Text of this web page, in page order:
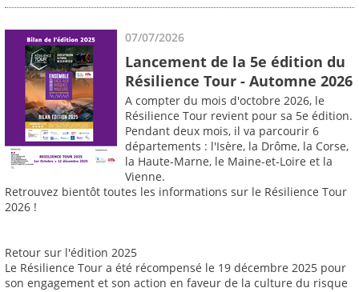
07/07/2026
Lancement de la 5e édition du
Résilience Tour - Automne 2026
A compter du mois d'octobre 2026, le
Résilience Tour revient pour sa 5e édition.
Pendant deux mois, il va parcourir 6
départements : l'Isère, la Drôme, la Corse,
la Haute-Marne, le Maine-et-Loire et la
Vienne.
Retrouvez bientôt toutes les informations sur le Résilience Tour
2026 !
Retour sur l'édition 2025
Le Résilience Tour a été récompensé le 19 décembre 2025 pour
son engagement et son action en faveur de la culture du risque